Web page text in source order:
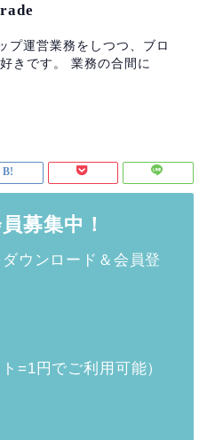
プ運営業務をしつつ、ブロ
きです。 業務の合間に
募集中！
ウンロード＆会員登
ト=1円でご利用可能）